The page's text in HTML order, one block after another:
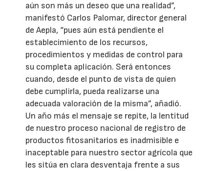
aún son más un deseo que una realidad”,
manifestó Carlos Palomar, director general
de Aepla, “pues aún está pendiente el
establecimiento de los recursos,
procedimientos y medidas de control para
su completa aplicación. Será entonces
cuando, desde el punto de vista de quien
debe cumplirla, pueda realizarse una
adecuada valoración de la misma”, añadió.
Un año más el mensaje se repite, la lentitud
de nuestro proceso nacional de registro de
productos fitosanitarios es inadmisible e
inaceptable para nuestro sector agrícola que
les sitúa en clara desventaja frente a sus